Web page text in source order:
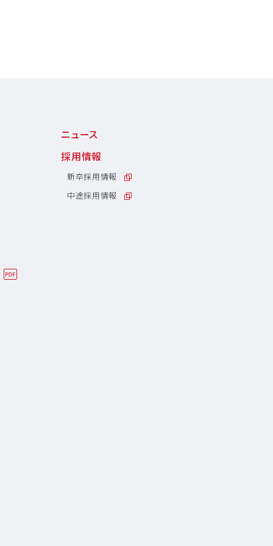
ニュース
採用情報
新卒採用情報
中途採用情報